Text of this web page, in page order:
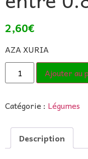
2,60€
AZA XURIA
Ajouter au
Catégorie : Légumes
Description